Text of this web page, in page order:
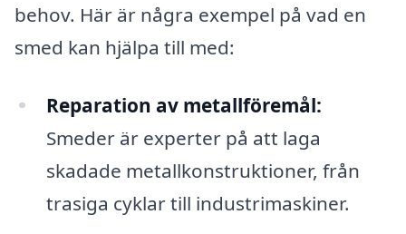
behov. Här är några exempel på vad en
smed kan hjälpa till med:
Reparation av metallföremål:
Smeder är experter på att laga
skadade metallkonstruktioner, från
trasiga cyklar till industrimaskiner.